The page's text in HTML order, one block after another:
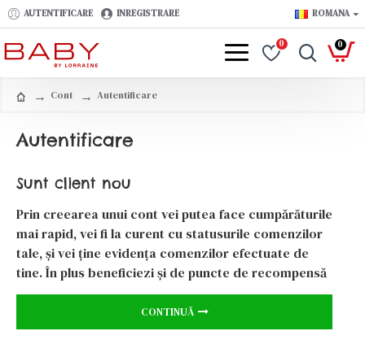
AUTENTIFICARE INREGISTRARE ROMANA
0 0
Cont Autentificare
Autentificare
Sunt client nou
Prin creearea unui cont vei putea face cumpărăturile
mai rapid, vei fi la curent cu statusurile comenzilor
tale, şi vei ţine evidenţa comenzilor efectuate de
tine. În plus beneficiezi şi de puncte de recompensă
CONTINUĂ